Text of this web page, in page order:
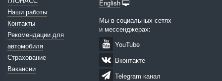
Наши работы
Контакты
Рекомендации для
автомобиля
Страхование
Вакансии
English
Мы в социальных сетях
и мессенджерах:
YouTube
Вконтакте
Telegram канал